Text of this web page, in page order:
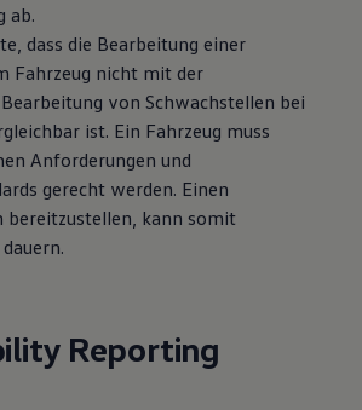
ab.
dass die Bearbeitung einer
Fahrzeug nicht mit der
von Schwachstellen bei
ist. Ein Fahrzeug muss
Anforderungen und
gerecht werden. Einen
bereitzustellen, kann somit
Reporting